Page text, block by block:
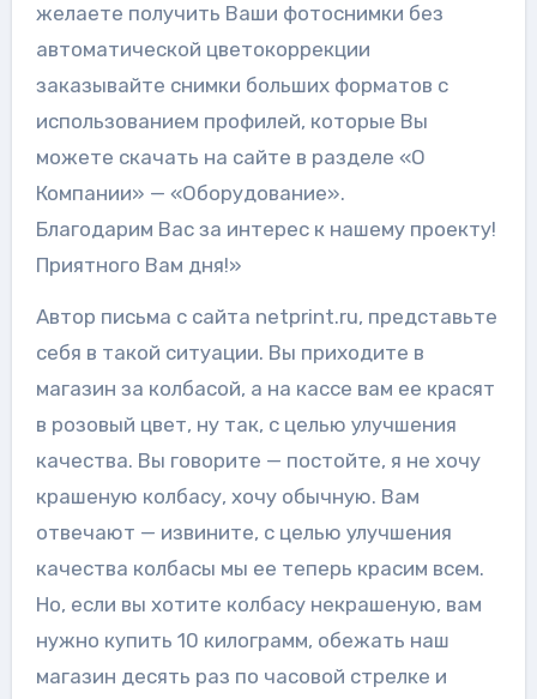
желаете получить Ваши фотоснимки без
автоматической цветокоррекции
заказывайте снимки больших форматов с
использованием профилей, которые Вы
можете скачать на сайте в разделе «О
Компании» — «Оборудование».
Благодарим Вас за интерес к нашему проекту!
Приятного Вам дня!»
Автор письма с сайта netprint.ru, представьте
себя в такой ситуации. Вы приходите в
магазин за колбасой, а на кассе вам ее красят
в розовый цвет, ну так, с целью улучшения
качества. Вы говорите — постойте, я не хочу
крашеную колбасу, хочу обычную. Вам
отвечают — извините, с целью улучшения
качества колбасы мы ее теперь красим всем.
Но, если вы хотите колбасу некрашеную, вам
нужно купить 10 килограмм, обежать наш
магазин десять раз по часовой стрелке и